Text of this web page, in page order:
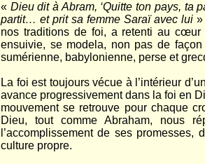
« Dieu dit à Abram, ‘Quitte ton pays, ta
partit… et prit sa femme Saraï avec lui
nos traditions de foi, a retenti au cœur
ensuivie, se modela, non pas de
sumérienne, babylonienne, perse et
La foi est toujours vécue à l’intérieur
avance progressivement dans la foi en
mouvement se retrouve pour chaque
Dieu, tout comme Abraham, nous
l’accomplissement de ses
culture propre.